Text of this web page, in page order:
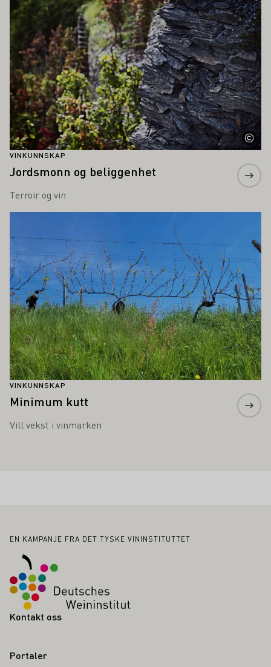
VINKUNNSKAP
Jordsmonn og beliggenhet
Terroir og vin
VINKUNNSKAP
Minimum kutt
Vill vekst i vinmarken
Bunntekst
EN KAMPANJE FRA DET TYSKE VININSTITUTTET
Kontakt oss
Portaler